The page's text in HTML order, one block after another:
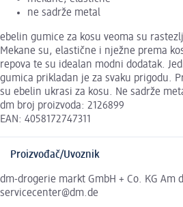
ne sadrže metal
ebelin gumice za kosu veoma su
Mekane su, elastične i nježne prema
repova te su idealan modni dodatak.
gumica prikladan je za svaku prigodu.
su ebelin ukrasi za kosu. Ne sadrže
dm broj proizvoda: 2126899
EAN: 4058172747311
Proizvođač/Uvoznik
dm-drogerie markt GmbH + Co. KG Am
servicecenter@dm.de